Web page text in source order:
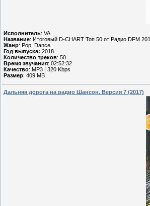
Исполнитель: VA
Название: Итоговый D-CHART Топ 50 от Радио DFM
Жанр: Pop, Dance
Год выпуска: 2018
Количество треков: 50
Время звучания: 02:52:32
Качество: MP3 | 320 Kbps
Размер: 409 MB
Дальняя дорога на радио Шансон. Версия 7 (2017)